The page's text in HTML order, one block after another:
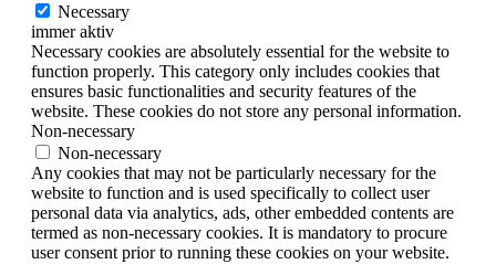
Necessary
immer aktiv
Necessary cookies are absolutely essential for the website to
function properly. This category only includes cookies that
ensures basic functionalities and security features of the
website. These cookies do not store any personal information.
Non-necessary
Non-necessary
Any cookies that may not be particularly necessary for the
website to function and is used specifically to collect user
personal data via analytics, ads, other embedded contents are
termed as non-necessary cookies. It is mandatory to procure
user consent prior to running these cookies on your website.